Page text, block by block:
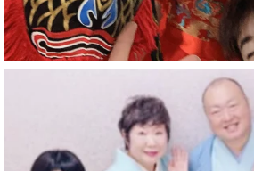
#旅行
#旅行動画
#一人旅
#観光スポット
#旅行好きと繋がりたい